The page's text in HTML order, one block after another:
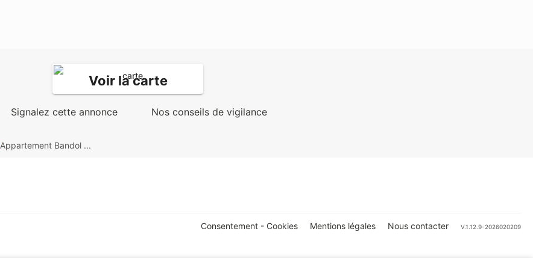
Voir la carte
Signalez cette annonce Nos conseils de vigilance
Appartement Bandol ...
Consentement - Cookies Mentions légales Nous contacter V.1.12.9-2026020209